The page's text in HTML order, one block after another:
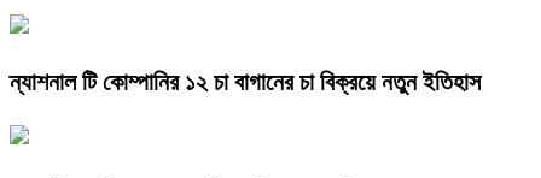
ন্যাশনাল টি কোম্পানির ১২ চা বাগানের চা বিক্রয়ে নতুন ইতিহাস